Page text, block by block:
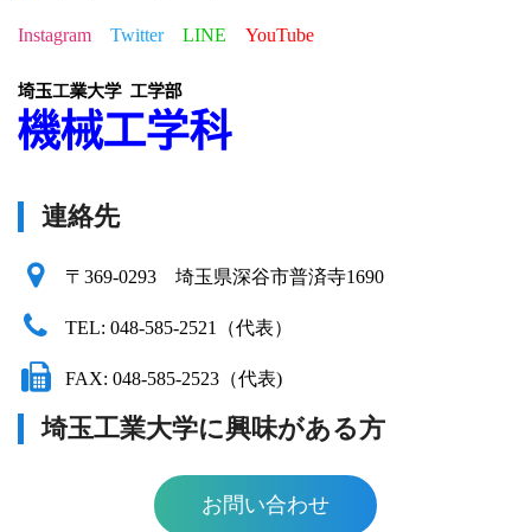
Instagram Twitter LINE YouTube
連絡先
〒369-0293 埼玉県深谷市普済寺1690
TEL: 048-585-2521（代表）
FAX: 048-585-2523（代表)
埼玉工業大学に興味がある方
お問い合わせ